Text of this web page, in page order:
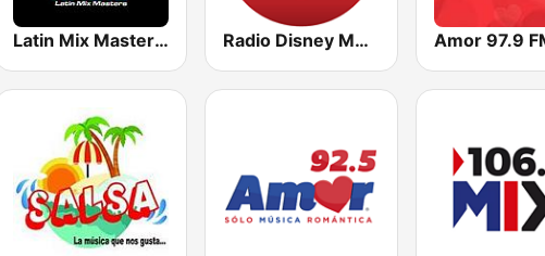
Latin Mix Masters Salsa Radio Radio Disney México Amor 97.9